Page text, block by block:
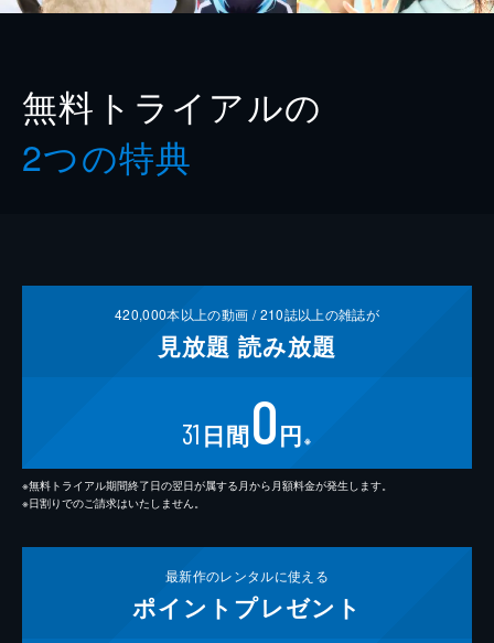
無料トライアルの
2つの特典
420,000本以上の動画 /210誌以上の雑誌が
見放題 読み放題
31 日間0円 ※
※無料トライアル期間終了日の翌日が属する月から月額料金が発生します。
※日割りでのご請求はいたしません。
最新作のレンタルに使える
ポイント プレゼント